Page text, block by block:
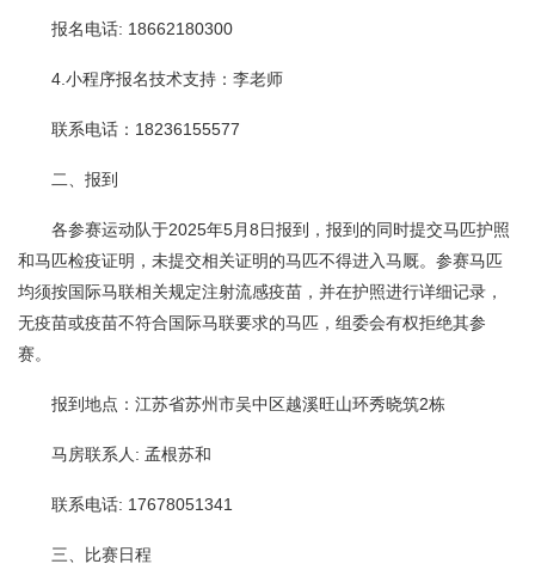
报名电话: 18662180300
4.小程序报名技术支持：李老师
联系电话：18236155577
二、报到
各参赛运动队于2025年5月8日报到，报到的同时提交马匹护照
和马匹检疫证明，未提交相关证明的马匹不得进入马厩。参赛马匹
均须按国际马联相关规定注射流感疫苗，并在护照进行详细记录，
无疫苗或疫苗不符合国际马联要求的马匹，组委会有权拒绝其参
赛。
报到地点：江苏省苏州市吴中区越溪旺山环秀晓筑2栋
马房联系人: 孟根苏和
联系电话: 17678051341
三、比赛日程